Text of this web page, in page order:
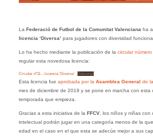
LaFederació de Futbol de la Comunitat Valencianaha
licencia ‘Diversa’ para jugadores con diversidad
Lo ha hecho mediante la publicación de lacircular número
regular esta novedosa licencia:
Circular nº11 – Licencia ‘Diversa’ Descarga
Esta licencia fue aprobada por la Asamblea General de la
mes de diciembre de 2019 y se pone en marcha con esta
temporada que empieza.
Gracias a esta iniciativa de la FFCV, los niños y niñas con
intelectual podrán jugar en una categoría menos de la
edad en el caso en el que esta se adecúe mejor a sus